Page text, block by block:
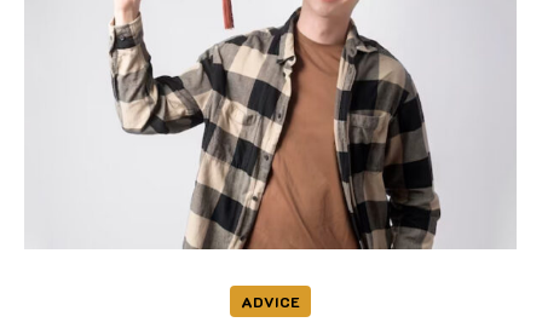
ADVICE